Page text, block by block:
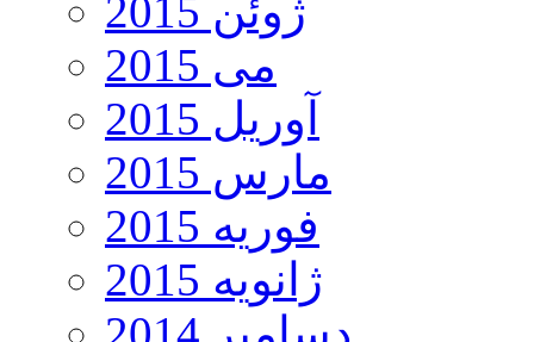
ژوئن 2015
می 2015
آوریل 2015
مارس 2015
فوریه 2015
ژانویه 2015